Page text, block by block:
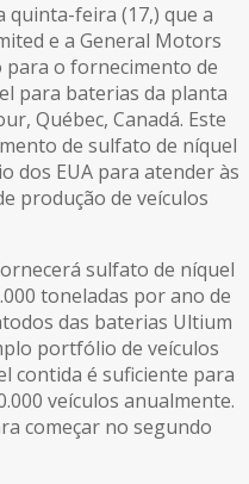
quinta-feira (17,) que a
e a General Motors
para o fornecimento de
para baterias da planta
Québec, Canadá. Este
de sulfato de níquel
dos EUA para atender às
produção de veículos
sulfato de níquel
toneladas por ano de
das baterias Ultium
portfólio de veículos
contida é suficiente para
veículos anualmente.
começar no segundo